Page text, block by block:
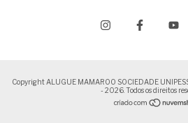
Copyright ALUGUE MAMAROO SOCIEDADE
- 2026. Todos os direitos